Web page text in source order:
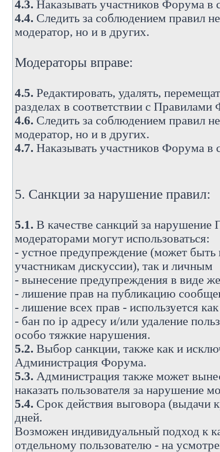
4.3. Наказывать участников Форума
4.4. Следить за соблюдением правил
модератор, но и в других.
Модераторы вправе:
4.5. Редактировать, удалять,
разделах в соответствии с
4.6. Следить за соблюдением правил
модератор, но и в других.
4.7. Наказывать участников Форума
5. Санкции за нарушение правил:
5.1. В качестве санкций за
модераторами могут использоваться:
- устное предупреждение (может
участникам дискуссии), так и личным
- вынесение предупреждения в виде
- лишение прав на публикацию
- лишение всех прав - используется
- бан по ip адресу и/или удаление
особо тяжкие нарушения.
5.2. Выбор санкции, также как и
Администрация Форума.
5.3. Администрация также может
наказать пользователя за
5.4. Срок действия выговора (выдачи
дней.
Возможен индивидуальный подход к
отдельному пользователю - на